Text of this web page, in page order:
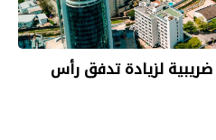
ضريبية لزيادة تدفق رأس